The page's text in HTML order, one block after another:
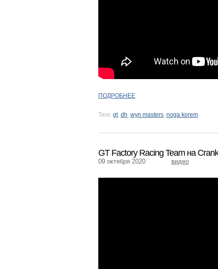
ПОДРОБНЕЕ
Теги: gt, dh, wyn masters, noga korem
GT Factory Racing Team на
09 октября 2020 видео